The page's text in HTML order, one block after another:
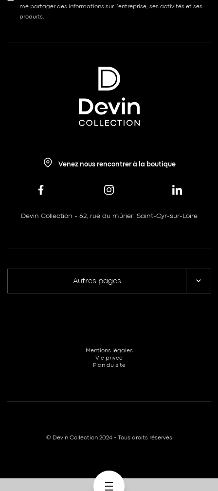
me partager des informations sur l’entreprise, ses activités et ses
produits.
Venez nous rencontrer à la boutique
Devin Collection - 62, rue du mûrier, Saint-Cyr-sur-Loire
Autres pages
© Devin Collection 2024 - Tous droits réservés
Mentions légales
Vie privée
Plan du site